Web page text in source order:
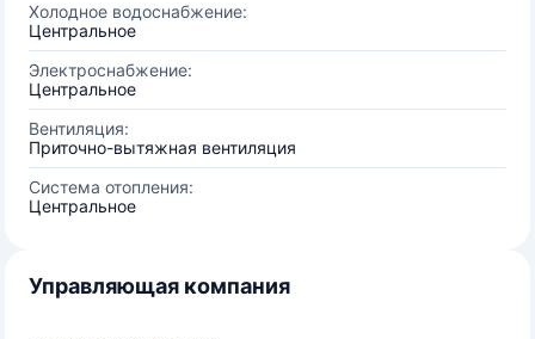
Холодное водоснабжение:
Центральное
Электроснабжение:
Центральное
Вентиляция:
Приточно-вытяжная вентиляция
Система отопления:
Центральное
Управляющая компания